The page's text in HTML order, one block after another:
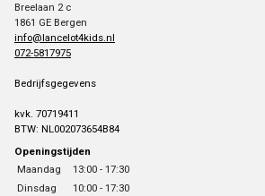
Breelaan 2 c
1861 GE Bergen
info@lancelot4kids.nl
072-5817975
Bedrijfsgegevens
kvk. 70719411
BTW: NL002073654B84
Openingstijden
Maandag
13:00 - 17:30
Dinsdag
10:00 - 17:30